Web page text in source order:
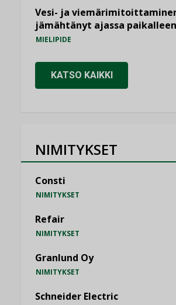
Vesi- ja
jämähtänyt ajassa paikalleen
MIELIPIDE
KATSO KAIKKI
NIMITYKSET
Consti
NIMITYKSET
Refair
NIMITYKSET
Granlund Oy
NIMITYKSET
Schneider Electric